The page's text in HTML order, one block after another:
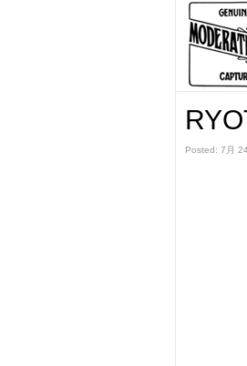
Posted: 7月